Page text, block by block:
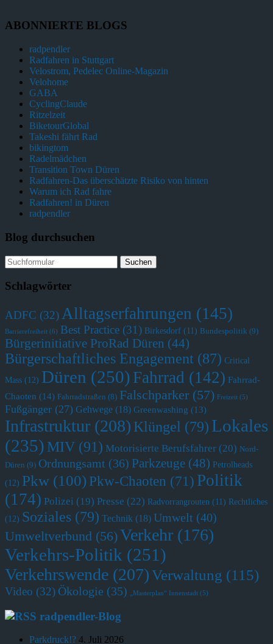
ABONNIERTE BLOGS
radpendler
Radfahren in Stuttgart
Velostrom, Pedelec Online-Magazin
Velohome
GABA
CyclingClaude
Ritzelzeit
BiketourGlobal
Takeshi fährt Rad
bikingtom
Radelmädchen
Transition Town Düren
Radfahren-Das überschätzte Risiko von hinten
Warum ich Rad fahre
Radfahren! in Düren
radpendler
Blog durchsuchen
Schlagwörter
ADFC (32)Alltagserfahrungen (145)
Barrierefreiheit (6) Best Practice (31) Birkesdorf (11) Bundespolitik (9)
Bürgerinitiative ProRad Düren (44)
Bürgerschaftliches Engagement (87) Critical
Mass (12) Düren (250) Fahrrad (142) Fahrrad-
Chaoten (14) Fahrradstraßen (8) Falschparker (57) Freizeit (5)
Fußgänger (27) Gehwege (18) Greenwashing (13)
Infrastruktur (208) Klüngel (79) Lokales
(235) MIV (91) Motorisierte Berufsfahrer (20) Nord-
Düren (9) Ordnungsamt (36) Parkzeuge (48) Petrolheads
(12) Pkw (100) Pkw-Chaoten (71) Politik
(174) Polizei (19) Presse (22) Radvorrangrouten (11) Rechtliches
(12) Soziales (79) Technik (18) Umwelt (40)
Umweltverbund (56)Verkehr (176)
Verkehrs-Politik (251)
Verkehrswende (207)Verwaltung (115)
Video (32) Ökologie (35) „Masterplan“ Innenstadt (5)
radpendler-Blog
Parkdruck!? 4. Juli 2026